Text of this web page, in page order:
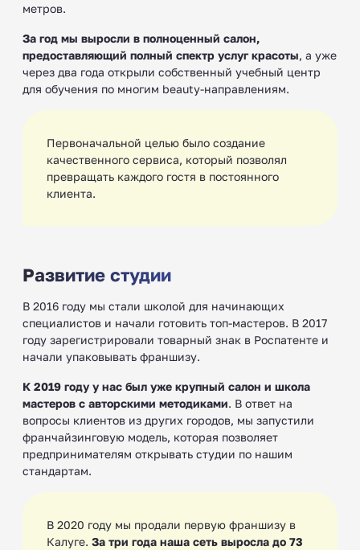
метров.
За год мы выросли в полноценный салон,
предоставляющий полный спектр услуг красоты, а уже
через два года открыли собственный учебный центр
для обучения по многим beauty-направлениям.
Первоначальной целью было создание
качественного сервиса, который позволял
превращать каждого гостя в постоянного
клиента.
Развитие студии
В 2016 году мы стали школой для начинающих
специалистов и начали готовить топ-мастеров. В 2017
году зарегистрировали товарный знак в Роспатенте и
начали упаковывать франшизу.
К 2019 году у нас был уже крупный салон и школа
мастеров с авторскими методиками. В ответ на
вопросы клиентов из других городов, мы запустили
франчайзинговую модель, которая позволяет
предпринимателям открывать студии по нашим
стандартам.
В 2020 году мы продали первую франшизу в
Калуге. За три года наша сеть выросла до 73